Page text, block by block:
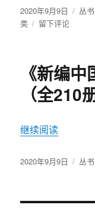
发
布
2020年9月9日
分
丛书
类
于
谱
丛
刊
12
册）
电
留下评论
《新编
（全
继续阅读
发
2020年9月9日
分
丛书